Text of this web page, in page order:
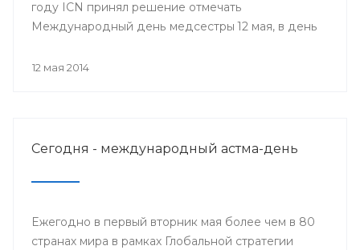
году ICN принял решение отмечать
Международный день медсестры 12 мая, в день
основательниц службы сестёр милосердия
12 мая 2014
Сегодня - международный астма-день
Ежегодно в первый вторник мая более чем в 80
странах мира в рамках Глобальной стратегии